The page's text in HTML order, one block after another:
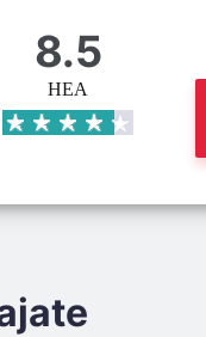
8.5
HEA